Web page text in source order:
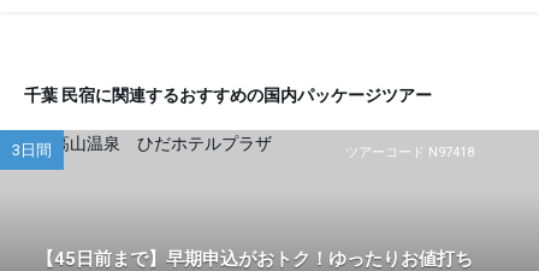
千葉 民宿に関連するおすすめの国内パッケージツアー
ツアーコード N97418
3日間
【45日前まで】早期申込がおトク！ゆったりお値打ち